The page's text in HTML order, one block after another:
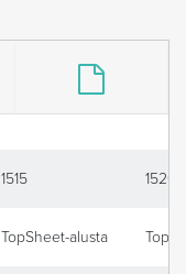
1515 1520
TopSheet-alusta